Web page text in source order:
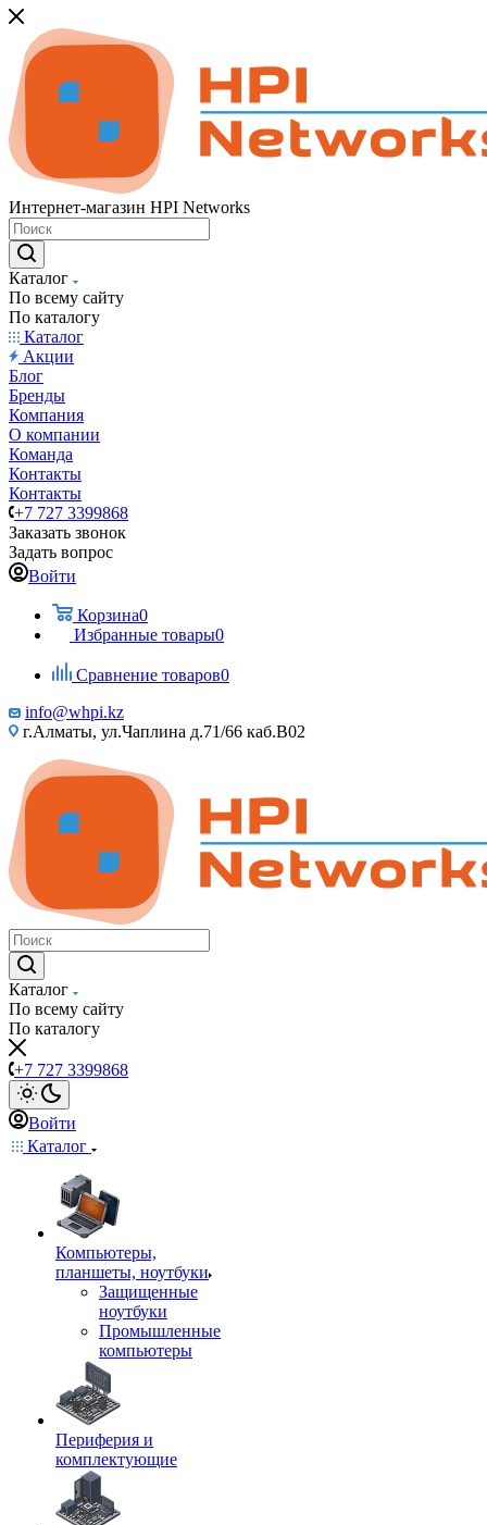
Интернет-магазин HPI Networks
Каталог
По всему сайту
По каталогу
Каталог
Акции
Блог
Бренды
Компания
О компании
Команда
Контакты
Контакты
+7 727 3399868
Заказать звонок
Задать вопрос
Войти
Корзина0
Избранные товары0
Сравнение товаров0
info@whpi.kz
г.Алматы, ул.Чаплина д.71/66 каб.B02
Каталог
По всему сайту
По каталогу
+7 727 3399868
Войти
Каталог
Компьютеры,
планшеты, ноутбуки
Защищенные
ноутбуки
Промышленные
компьютеры
Периферия и
комплектующие